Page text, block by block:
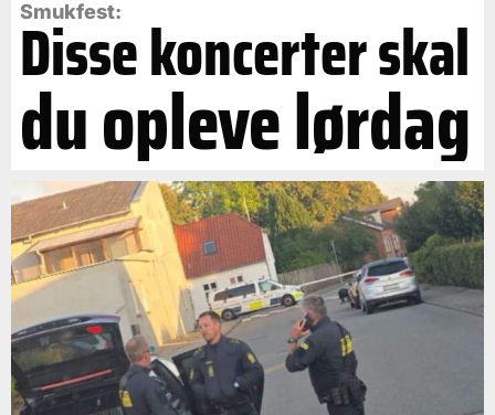
Smukfest:
Disse koncerter skal
du opleve lørdag